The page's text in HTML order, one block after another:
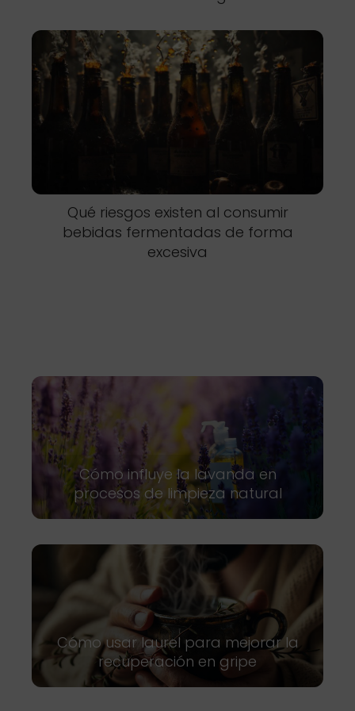
Qué riesgos existen al consumir
bebidas fermentadas de forma
excesiva
Cómo influye la lavanda en
procesos de limpieza natural
Cómo usar laurel para mejorar la
recuperación en gripe